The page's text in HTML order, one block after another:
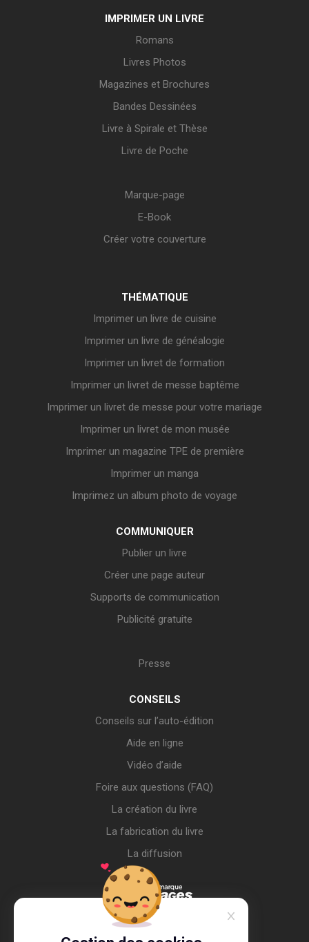
IMPRIMER UN LIVRE
Romans
Livres Photos
Magazines et Brochures
Bandes Dessinées
Livre à Spirale et Thèse
Livre de Poche
Marque-page
E-Book
Créer votre couverture
THÉMATIQUE
Imprimer un livre de cuisine
Imprimer un livre de généalogie
Imprimer un livret de formation
Imprimer un livret de messe baptême
Imprimer un livret de messe pour votre mariage
Imprimer un livret de mon musée
Imprimer un magazine TPE de première
Imprimer un manga
Imprimez un album photo de voyage
COMMUNIQUER
Publier un livre
Créer une page auteur
Supports de communication
Publicité gratuite
Presse
CONSEILS
Conseils sur l’auto-édition
Aide en ligne
Vidéo d’aide
Foire aux questions (FAQ)
La création du livre
La fabrication du livre
La diffusion